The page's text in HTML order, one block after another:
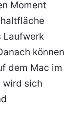
Moment
Laufwerk
können
dem Mac im
wird sich